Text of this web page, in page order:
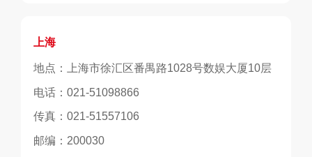
上海
地点：上海市徐汇区番禺路1028号数娱大厦10层
电话：021-51098866
传真：021-51557106
邮编：200030